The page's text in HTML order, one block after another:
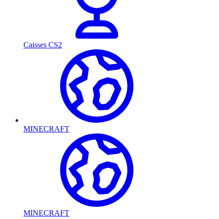
Caisses CS2
MINECRAFT
MINECRAFT